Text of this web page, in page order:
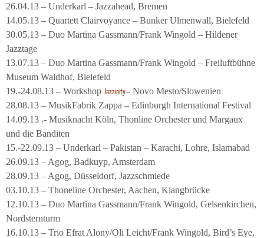
26.04.13 – Underkarl – Jazzahead, Bremen
14.05.13 – Quartett Clairvoyance – Bunker Ulmenwall, Bielefeld
30.05.13 – Duo Martina Gassmann/Frank Wingold – Hildener
Jazztage
13.07.13 – Duo Martina Gassmann/Frank Wingold – Freiluftbühne
Museum Waldhof, Bielefeld
19.-24.08.13 – Workshop Jazzinity– Novo Mesto/Slowenien
28.08.13 – MusikFabrik Zappa – Edinburgh International Festival
14.09.13 .- Musiknacht Köln, Thonline Orchester und Margaux
und die Banditen
15.-22.09.13 – Underkarl – Pakistan – Karachi, Lohre, Islamabad
26.09.13 – Agog, Badkuyp, Amsterdam
28.09.13 – Agog, Düsseldorf, Jazzschmiede
03.10.13 – Thoneline Orchester, Aachen, Klangbrücke
12.10.13 – Duo Martina Gassmann/Frank Wingold, Gelsenkirchen,
Nordsternturm
16.10.13 – Trio Efrat Alony/Oli Leicht/Frank Wingold, Bird’s Eye,